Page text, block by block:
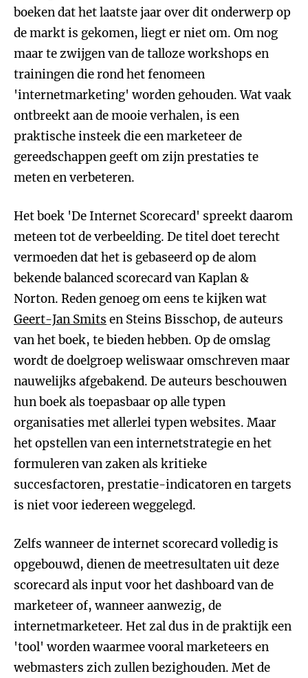
boeken dat het laatste jaar over dit onderwerp op
de markt is gekomen, liegt er niet om. Om nog
maar te zwijgen van de talloze workshops en
trainingen die rond het fenomeen
'internetmarketing' worden gehouden. Wat vaak
ontbreekt aan de mooie verhalen, is een
praktische insteek die een marketeer de
gereedschappen geeft om zijn prestaties te
meten en verbeteren.
Het boek 'De Internet Scorecard' spreekt daarom
meteen tot de verbeelding. De titel doet terecht
vermoeden dat het is gebaseerd op de alom
bekende balanced scorecard van Kaplan &
Norton. Reden genoeg om eens te kijken wat
Geert-Jan Smits en Steins Bisschop, de auteurs
van het boek, te bieden hebben. Op de omslag
wordt de doelgroep weliswaar omschreven maar
nauwelijks afgebakend. De auteurs beschouwen
hun boek als toepasbaar op alle typen
organisaties met allerlei typen websites. Maar
het opstellen van een internetstrategie en het
formuleren van zaken als kritieke
succesfactoren, prestatie-indicatoren en targets
is niet voor iedereen weggelegd.
Zelfs wanneer de internet scorecard volledig is
opgebouwd, dienen de meetresultaten uit deze
scorecard als input voor het dashboard van de
marketeer of, wanneer aanwezig, de
internetmarketeer. Het zal dus in de praktijk een
'tool' worden waarmee vooral marketeers en
webmasters zich zullen bezighouden. Met de